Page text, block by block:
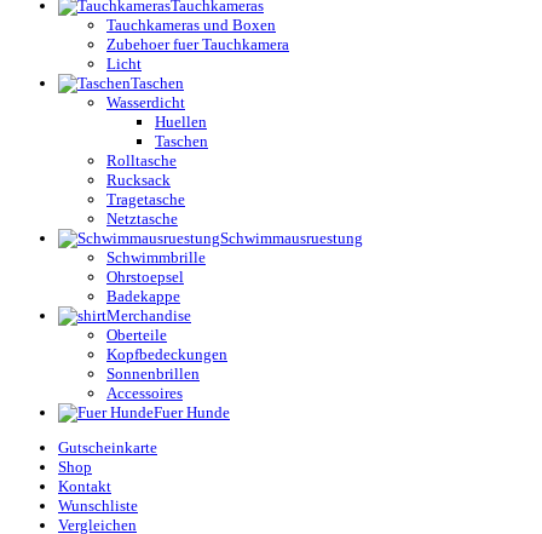
Tauchkameras
Tauchkameras und Boxen
Zubehoer fuer Tauchkamera
Licht
Taschen
Wasserdicht
Huellen
Taschen
Rolltasche
Rucksack
Tragetasche
Netztasche
Schwimmausruestung
Schwimmbrille
Ohrstoepsel
Badekappe
Merchandise
Oberteile
Kopfbedeckungen
Sonnenbrillen
Accessoires
Fuer Hunde
Gutscheinkarte
Shop
Kontakt
Wunschliste
Vergleichen